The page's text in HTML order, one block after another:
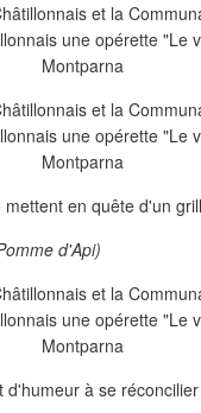
en quête d'un
d'Api)
à se